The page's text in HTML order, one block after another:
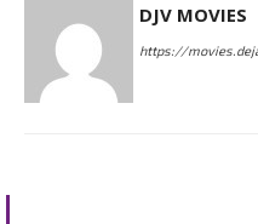
DJV MOVIES
https://